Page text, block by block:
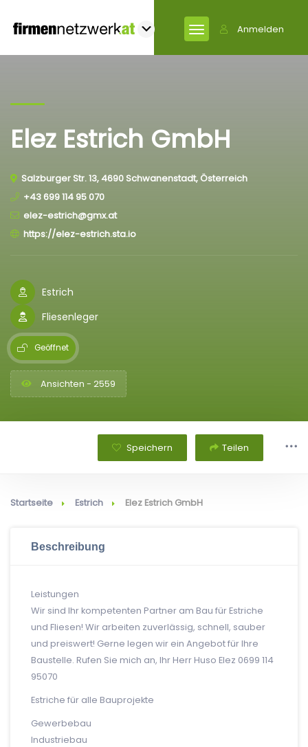
Anmelden
Elez Estrich GmbH
Salzburger Str. 13, 4690 Schwanenstadt, Österreich
+43 699 114 95 070
elez-estrich@gmx.at
https://elez-estrich.sta.io
Estrich
Fliesenleger
Geöffnet
Ansichten - 2559
Speichern Teilen
Startseite Estrich Elez Estrich GmbH
Beschreibung
Leistungen
Wir sind Ihr kompetenten Partner am Bau für Estriche
und Fliesen! Wir arbeiten zuverlässig, schnell, sauber
und preiswert! Gerne legen wir ein Angebot für Ihre
Baustelle. Rufen Sie mich an, Ihr Herr Huso Elez 0699 114
95070
Estriche für alle Bauprojekte
Gewerbebau
Industriebau